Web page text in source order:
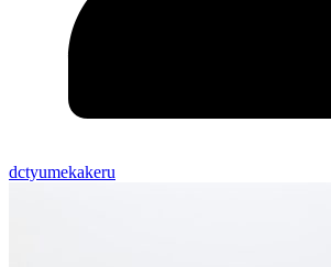
dctyumekakeru